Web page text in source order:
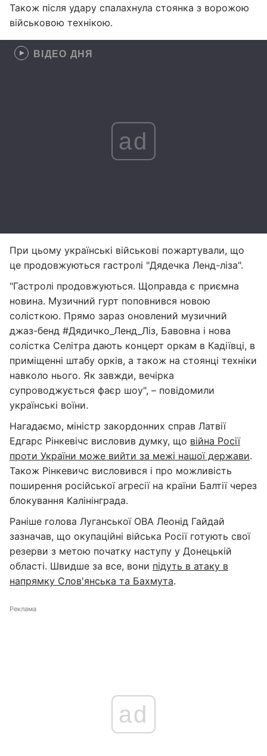
Також після удару спалахнула стоянка з ворожою
військовою технікою.
ВІДЕО ДНЯ
ad
При цьому українські військові пожартували, що
це продовжуються гастролі "Дядечка Ленд-ліза".
"Гастролі продовжуються. Щоправда є приємна
новина. Музичний гурт поповнився новою
солісткою. Прямо зараз оновлений музичний
джаз-бенд #Дядичко_Ленд_Ліз, Бавовна і нова
солістка Селітра дають концерт оркам в Кадіївці, в
приміщенні штабу орків, а також на стоянці техніки
навколо нього. Як завжди, вечірка
супроводжується фаєр шоу", – повідомили
українські воїни.
Нагадаємо, міністр закордонних справ Латвії
Едгарс Рінкевічс висловив думку, що війна Росії
проти України може вийти за межі нашої держави.
Також Рінкевичс висловився і про можливість
поширення російської агресії на країни Балтії через
блокування Калінінграда.
Раніше голова Луганської ОВА Леонід Гайдай
зазначав, що окупаційні війська Росії готують свої
резерви з метою початку наступу у Донецькій
області. Швидше за все, вони підуть в атаку в
напрямку Слов'янська та Бахмута.
Реклама
ad